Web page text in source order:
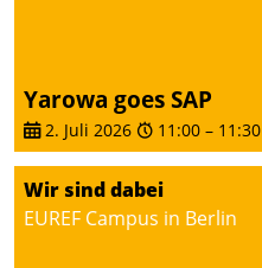
Yarowa goes SAP
2. Juli 2026 11:00 – 11:30
Wir sind dabei
EUREF Campus in Berlin